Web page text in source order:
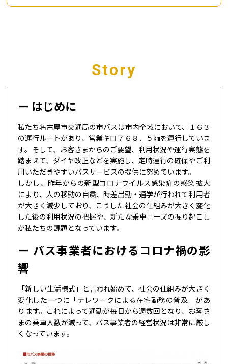
Story
はじめに
私たち名古屋市交通局の市バスは市内全域において、１６３
の運行ルートがあり、営業キロ７６８．５㎞を運行していま
す。そして、お客さまからのご要望、利用状況や運行実態を
踏まえて、ダイヤ改正などを実施し、定時運行の確保やご利
用いただきやすいバスサービスの提供に努めています。
しかし、昨年からの新型コロナウイルス感染症の感染拡大
により、人の移動の自粛、時差出勤・通学が行われて利用者
が大きく減少しており、こうした社会の仕組みが大きく変化
した後の利用状況の把握や、新たな乗車ニーズの掘り起こし
が私たちの課題となっています。
バス事業者におけるコロナ禍の影
響
「新しい生活様式」と言われ始めて、社会の仕組みが大きく
変化した一つに「テレワークによる在宅勤務の普及」があ
ります。これによって通勤が毎日から週数回となり、お客さ
まの乗車人数が減って、バス事業者の経営状況は非常に厳し
くなっています。